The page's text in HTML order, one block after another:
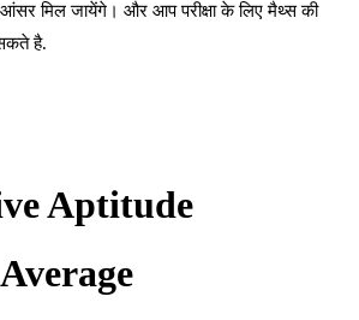
मिल जायेंगे। और आप परीक्षा के लिए मैथ्स की
है.
Aptitude